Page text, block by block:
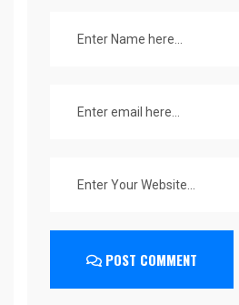
POST COMMENT